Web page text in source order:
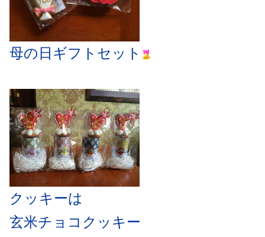
母の日ギフトセット
クッキーは
玄米チョコクッキー